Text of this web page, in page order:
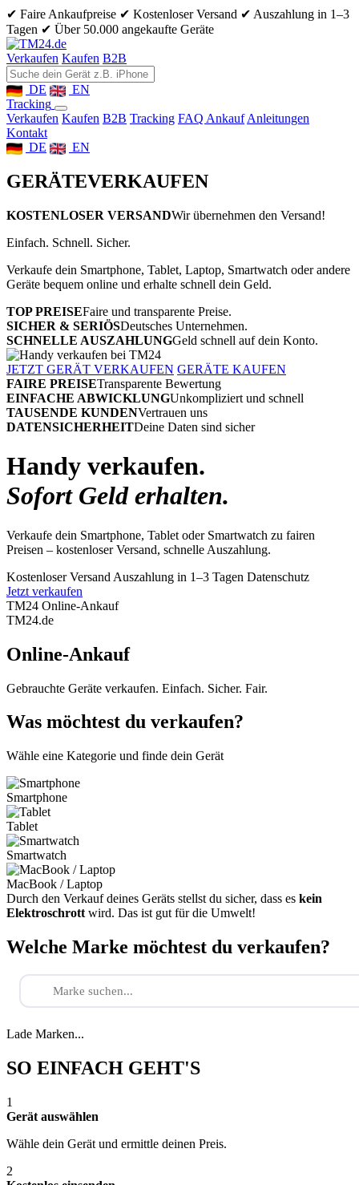
✔ Faire Ankaufpreise ✔ Kostenloser Versand ✔ Auszahlung in 1–3
Tagen ✔ Über 50.000 angekaufte Geräte
Verkaufen Kaufen B2B
DE
EN
Tracking
Verkaufen Kaufen B2B Tracking FAQ Ankauf Anleitungen
Kontakt
DE
EN
GERÄTEVERKAUFEN
KOSTENLOSER VERSANDWir übernehmen den Versand!
Einfach. Schnell. Sicher.
Verkaufe dein Smartphone, Tablet, Laptop, Smartwatch oder andere
Geräte bequem online und erhalte schnell dein Geld.
TOP PREISEFaire und transparente Preise.
SICHER & SERIÖSDeutsches Unternehmen.
SCHNELLE AUSZAHLUNGGeld schnell auf dein Konto.
JETZT GERÄT VERKAUFEN GERÄTE KAUFEN
FAIRE PREISETransparente Bewertung
EINFACHE ABWICKLUNGUnkompliziert und schnell
TAUSENDE KUNDENVertrauen uns
DATENSICHERHEITDeine Daten sind sicher
Handy verkaufen.
Sofort Geld erhalten.
Verkaufe dein Smartphone, Tablet oder Smartwatch zu fairen
Preisen – kostenloser Versand, schnelle Auszahlung.
Kostenloser Versand Auszahlung in 1–3 Tagen Datenschutz
Jetzt verkaufen
TM24 Online-Ankauf
TM24.de
Online-Ankauf
Gebrauchte Geräte verkaufen. Einfach. Sicher. Fair.
Was möchtest du verkaufen?
Wähle eine Kategorie und finde dein Gerät
Smartphone
Tablet
Smartwatch
MacBook / Laptop
Durch den Verkauf deines Geräts stellst du sicher, dass es kein
Elektroschrott wird. Das ist gut für die Umwelt!
Welche Marke möchtest du verkaufen?
Lade Marken...
SO EINFACH GEHT'S
1
Gerät auswählen
Wähle dein Gerät und ermittle deinen Preis.
2